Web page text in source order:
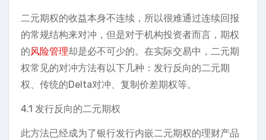
二元期权的收益本身不连续，所以很难通过连续回报
的常规结构来对冲，但是对于机构投资者而言，期权
的风险管理却是必不可少的。在实际交易中，二元期
权常见的对冲方法有以下几种：发行反向的二元期
权、传统的Delta对冲、复制价差期权等。
4.1 发行反向的二元期权
此方法已经成为了银行发行内嵌二元期权的理财产品